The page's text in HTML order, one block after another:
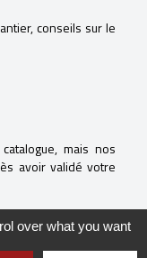
conseils sur le
mais nos
avoir validé votre
over what you want